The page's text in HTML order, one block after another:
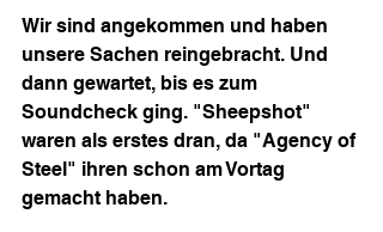
Wir sind angekommen und haben
unsere Sachen reingebracht. Und
dann gewartet, bis es zum
Soundcheck ging. "Sheepshot"
waren als erstes dran, da "Agency of
Steel" ihren schon am Vortag
gemacht haben.